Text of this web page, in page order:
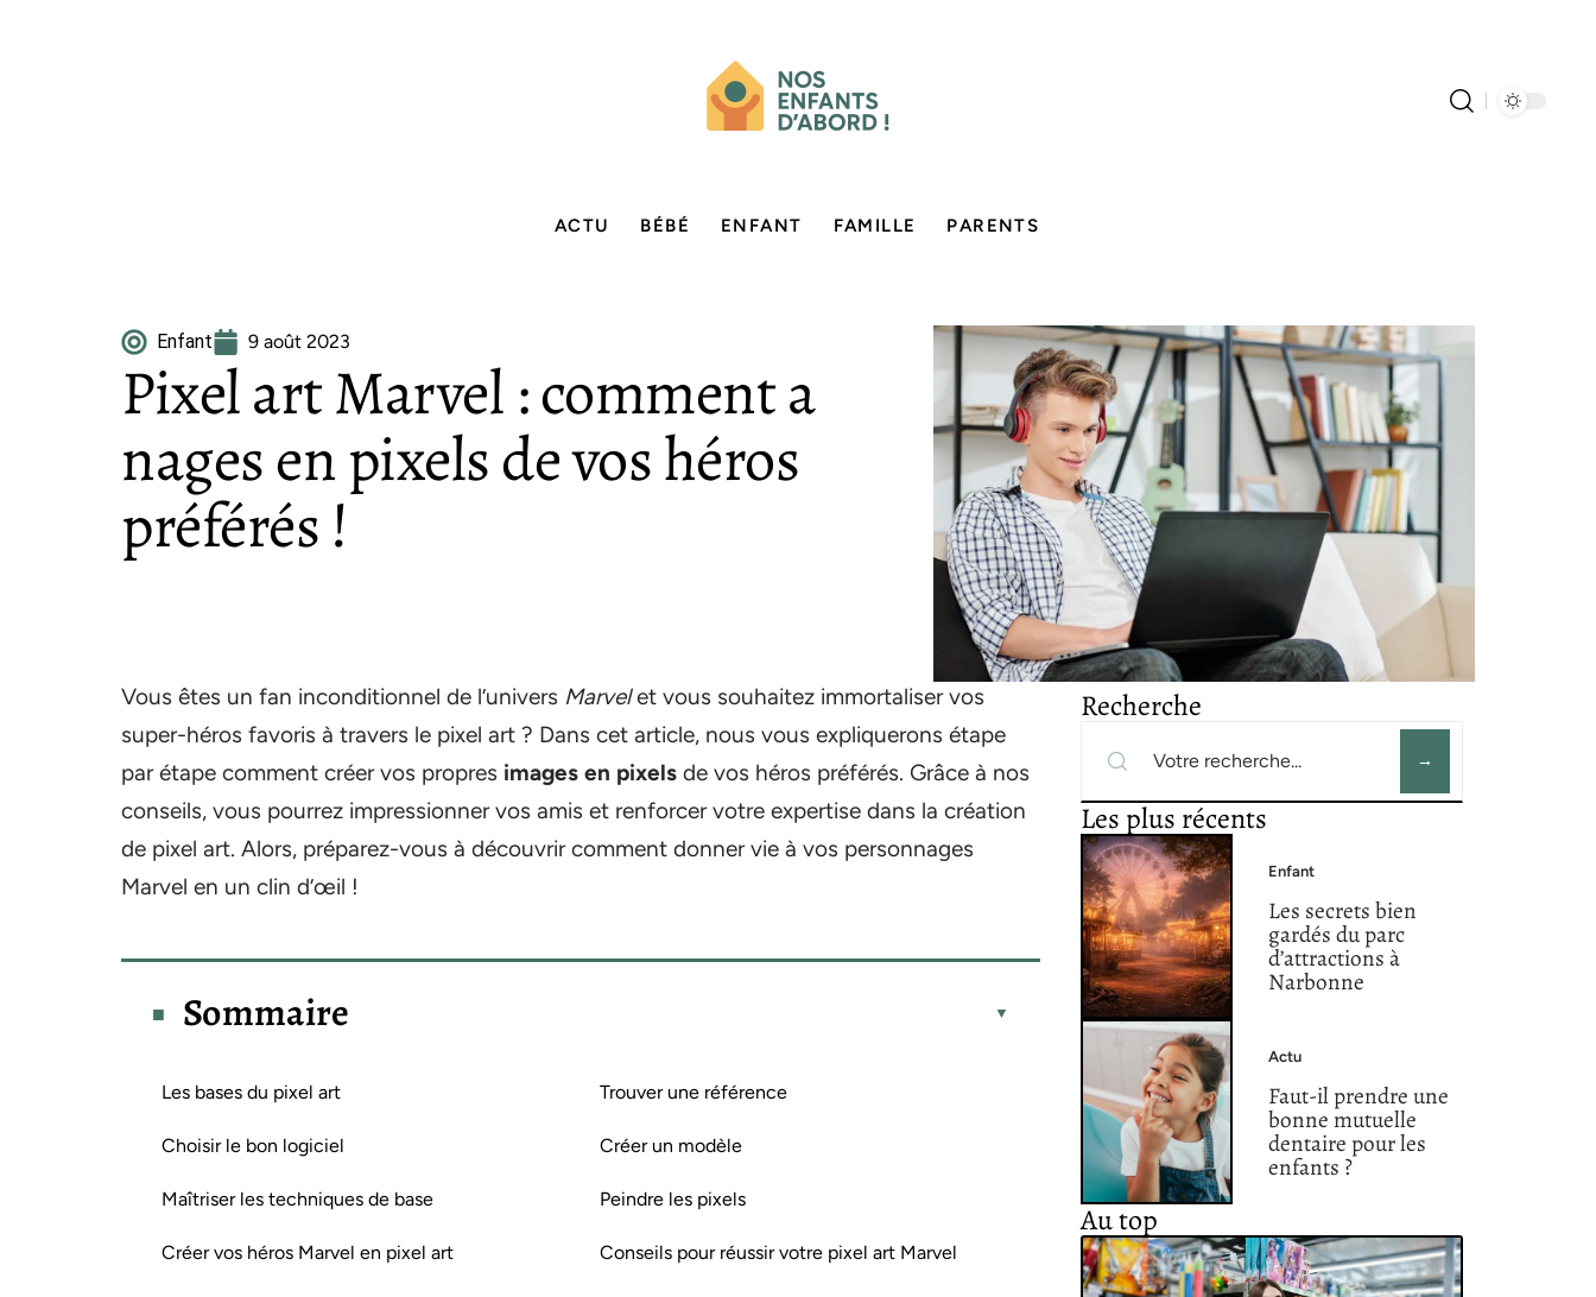
ACTU BÉBÉ ENFANT FAMILLE PARENTS
Enfant 9 août 2023
Pixel art Marvel : comment a
nages en pixels de vos héros
préférés !
Vous êtes un fan inconditionnel de l’univers Marvelet vous souhaitez immortaliser vos
super-héros favoris à travers le pixel art ? Dans cet article, nous vous expliquerons étape
par étape comment créer vos propres images en pixels de vos héros préférés. Grâce à nos
conseils, vous pourrez impressionner vos amis et renforcer votre expertise dans la création
de pixel art. Alors, préparez-vous à découvrir comment donner vie à vos personnages
Marvel en un clin d’œil !
Sommaire
Les bases du pixel art
Choisir le bon logiciel
Maîtriser les techniques de base
Créer vos héros Marvel en pixel art
Trouver une référence
Créer un modèle
Peindre les pixels
Conseils pour réussir votre pixel art Marvel
Recherche
Les plus récents
Enfant
Les secrets bien
gardés du parc
d’attractions à
Narbonne
Actu
Faut-il prendre une
bonne mutuelle
dentaire pour les
enfants ?
Au top